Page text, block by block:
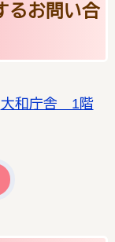
るお問い合
大和庁舎 1階